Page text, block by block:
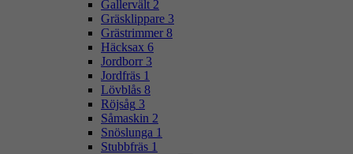
Gallervält 2
Gräsklippare 3
Grästrimmer 8
Häcksax 6
Jordborr 3
Jordfräs 1
Lövblås 8
Röjsåg 3
Såmaskin 2
Snöslunga 1
Stubbfräs 1